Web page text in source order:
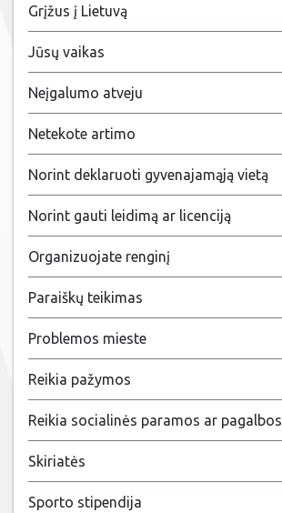
Grįžus į Lietuvą
Jūsų vaikas
Neįgalumo atveju
Netekote artimo
Norint deklaruoti gyvenajamąją vietą
Norint gauti leidimą ar licenciją
Organizuojate renginį
Paraiškų teikimas
Problemos mieste
Reikia pažymos
Reikia socialinės paramos ar pagalbos
Skiriatės
Sporto stipendija